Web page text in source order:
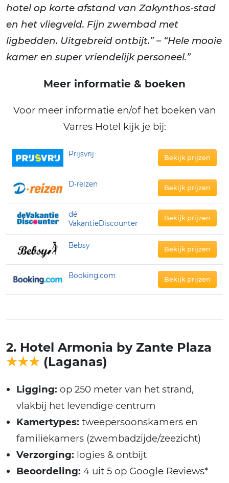
hotel op korte afstand van Zakynthos-stad
en het vliegveld. Fijn zwembad met
ligbedden. Uitgebreid ontbijt.” – “Hele mooie
kamer en super vriendelijk personeel.”
Meer informatie & boeken
Voor meer informatie en/of het boeken van
Varres Hotel kijk je bij:
Prijsvrij Bekijk prijzen
D-reizen Bekijk prijzen
dé
VakantieDiscounter
Bekijk prijzen
Bebsy Bekijk prijzen
Booking.com Bekijk prijzen
2. Hotel Armonia by Zante Plaza
★★★ (Laganas)
Ligging: op 250 meter van het strand,
vlakbij het levendige centrum
Kamertypes: tweepersoonskamers en
familiekamers (zwembadzijde/zeezicht)
Verzorging: logies & ontbijt
Beoordeling: 4 uit 5 op Google Reviews*